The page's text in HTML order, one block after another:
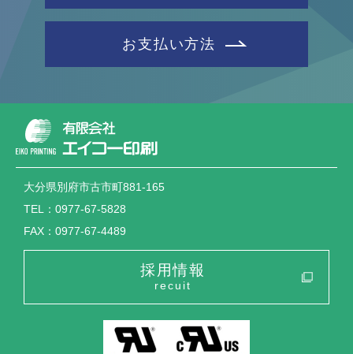
お支払い方法
大分県別府市古市町881-165
TEL：0977-67-5828
FAX：0977-67-4489
採用情報
recuit